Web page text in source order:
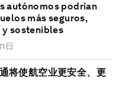
autónomos podrían
más seguros,
sostenibles
日
将使航空业更安全、更